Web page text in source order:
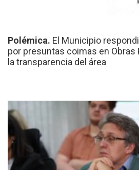
Polémica. El Municipio
por presuntas coimas en Obras
la transparencia del área